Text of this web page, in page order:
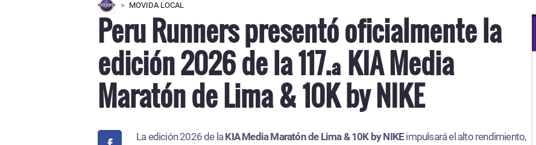
MOVIDA LOCAL
Peru Runners presentó oficialmente la
edición 2026 de la 117.ª KIA Media
Maratón de Lima & 10K by NIKE
La edición 2026 de laKIA Media Maratón de Lima & 10K by NIKEimpulsará el alto rendimiento,